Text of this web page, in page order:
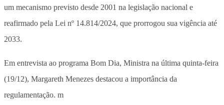
um mecanismo previsto desde 2001 na legislação nacional e
reafirmado pela Lei nº 14.814/2024, que prorrogou sua vigência até
2033.
Em entrevista ao programa Bom Dia, Ministra na última quinta-feira
(19/12), Margareth Menezes destacou a importância da
regulamentação. m